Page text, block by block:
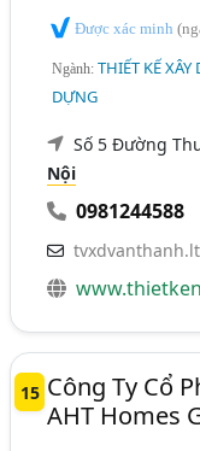
Được xác minh
Ngành:THIẾT KẾ XÂY
DỰNG
Số 5 Đường
Nội
0981244588
15 Công Ty Cổ
AHT Homes